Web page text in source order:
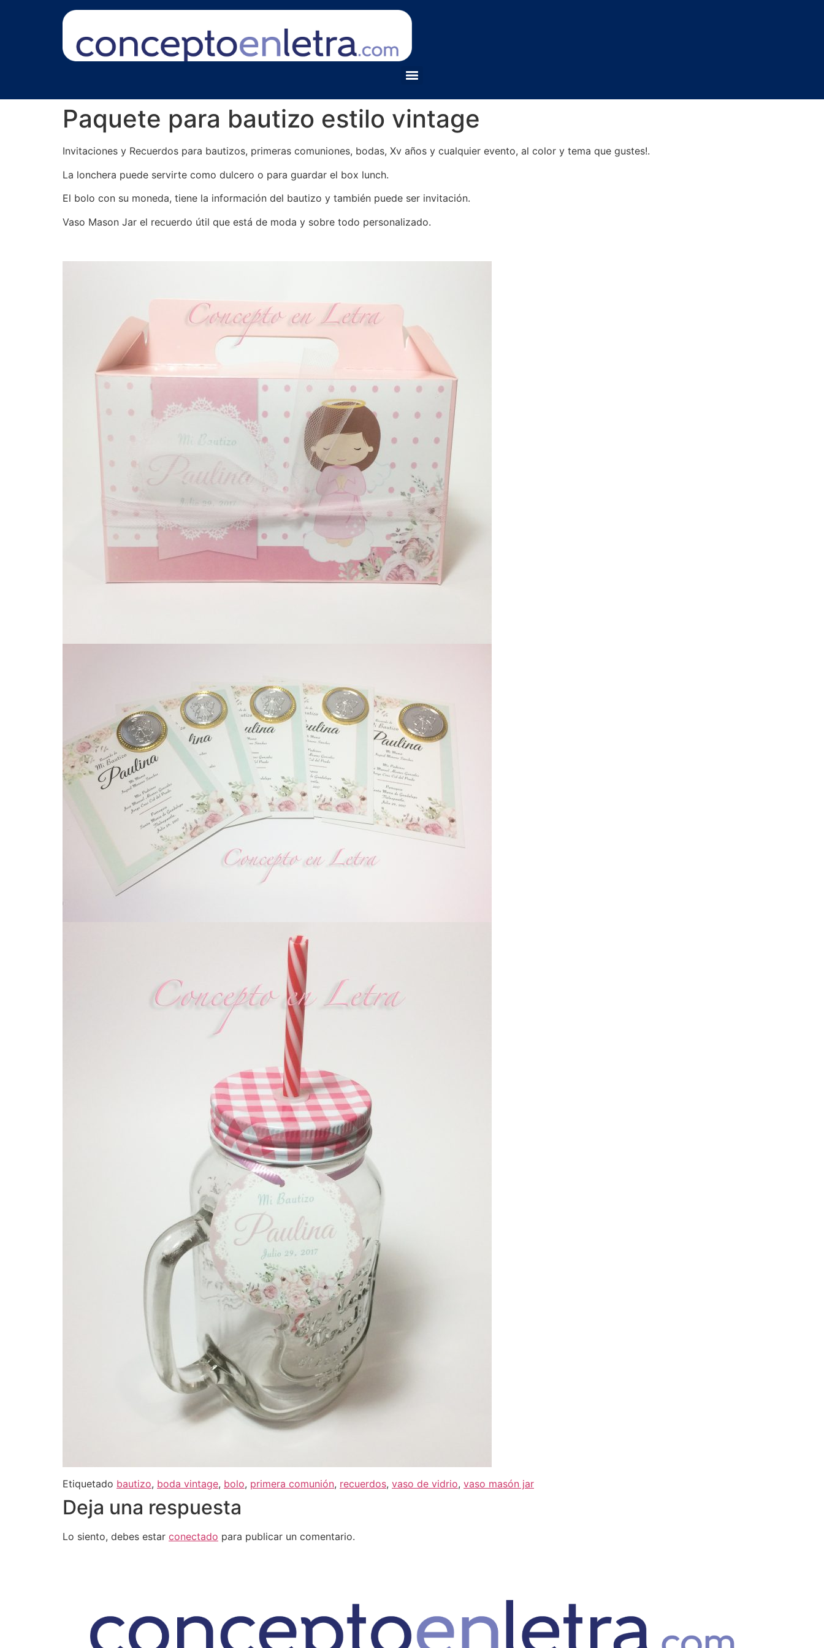
Paquete para bautizo estilo vintage
Invitaciones y Recuerdos para bautizos, primeras comuniones, bodas, Xv años y cualquier evento, al color y tema que gustes!.
La lonchera puede servirte como dulcero o para guardar el box lunch.
El bolo con su moneda, tiene la información del bautizo y también puede ser invitación.
Vaso Mason Jar el recuerdo útil que está de moda y sobre todo personalizado.
Etiquetado bautizo, boda vintage, bolo, primera comunión, recuerdos, vaso de vidrio, vaso masón jar
Deja una respuesta
Lo siento, debes estar conectado para publicar un comentario.